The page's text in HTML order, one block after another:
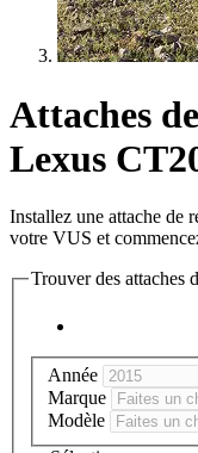
Attaches
Lexus
Installez une attache de
votre VUS et
Trouver des attaches
Année
Marque
Modèle